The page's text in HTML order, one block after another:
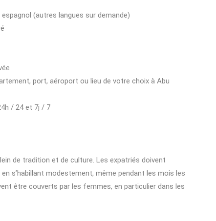
(autres langues sur demande)
port, aéroport ou lieu de votre choix à Abu
/ 24 et 7j / 7
de tradition et de culture. Les expatriés doivent
s’habillant modestement, même pendant les mois les
être couverts par les femmes, en particulier dans les